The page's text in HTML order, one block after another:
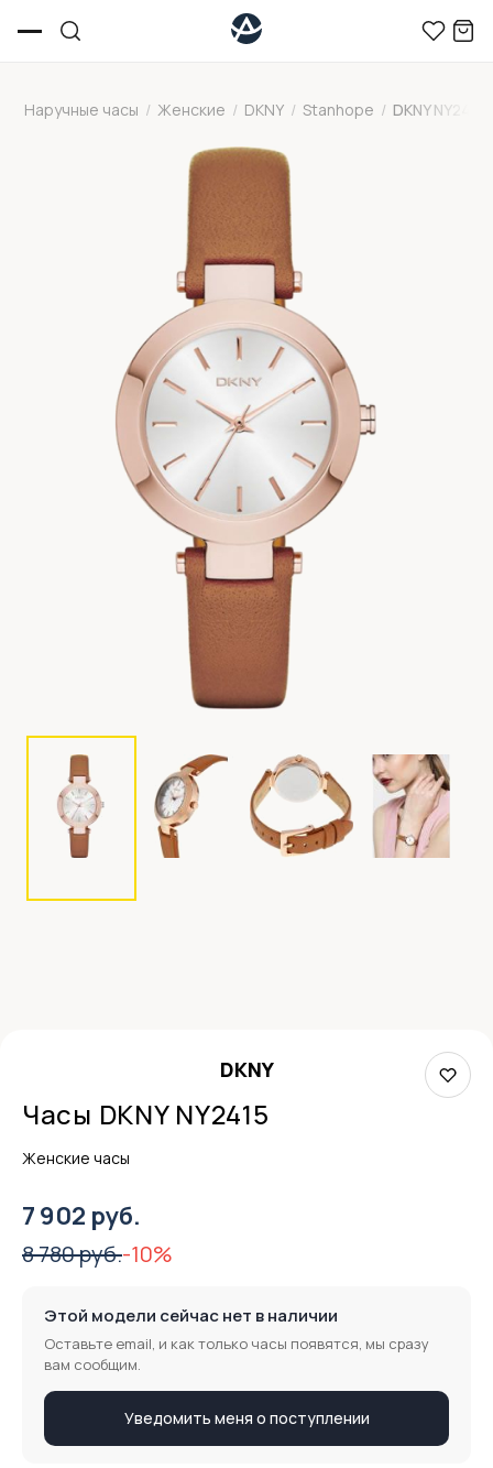
Наручные часы / Женские / DKNY / Stanhope / DKNY NY2415
DKNY
Часы DKNY NY2415
Женские часы
7 902 руб.
8 780 руб.-10%
Этой модели сейчас нет в наличии
Оставьте email, и как только часы появятся, мы сразу
вам сообщим.
Уведомить меня о поступлении